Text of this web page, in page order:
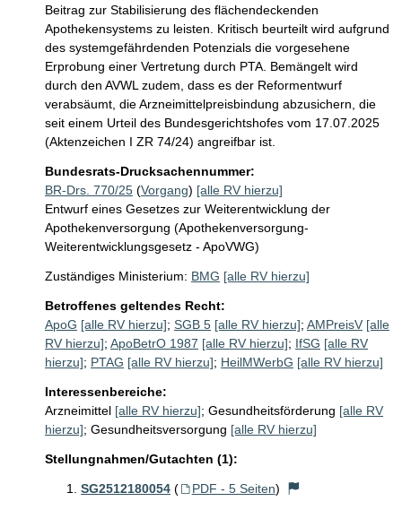
Beitrag zur Stabilisierung des flächendeckenden
Apothekensystems zu leisten. Kritisch beurteilt wird aufgrund
des systemgefährdenden Potenzials die vorgesehene
Erprobung einer Vertretung durch PTA. Bemängelt wird
durch den AVWL zudem, dass es der Reformentwurf
verabsäumt, die Arzneimittelpreisbindung abzusichern, die
seit einem Urteil des Bundesgerichtshofes vom 17.07.2025
(Aktenzeichen I ZR 74/24) angreifbar ist.
Bundesrats-Drucksachennummer:
BR-Drs. 770/25 (Vorgang) [alle RV hierzu]
Entwurf eines Gesetzes zur Weiterentwicklung der
Apothekenversorgung (Apothekenversorgung-
Weiterentwicklungsgesetz - ApoVWG)
Zuständiges Ministerium: BMG [alle RV hierzu]
Betroffenes geltendes Recht:
ApoG [alle RV hierzu]; SGB 5 [alle RV hierzu]; AMPreisV [alle
RV hierzu]; ApoBetrO 1987 [alle RV hierzu]; IfSG [alle RV
hierzu]; PTAG [alle RV hierzu]; HeilMWerbG [alle RV hierzu]
Interessenbereiche:
Arzneimittel [alle RV hierzu]; Gesundheitsförderung [alle RV
hierzu]; Gesundheitsversorgung [alle RV hierzu]
Stellungnahmen/Gutachten (1):
SG2512180054 ( PDF - 5 Seiten)